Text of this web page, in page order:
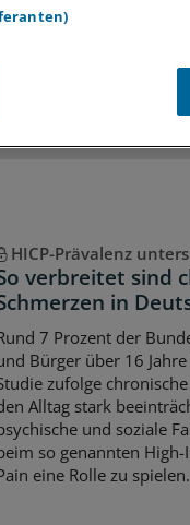
medizinischen
Voraussetzungen
HICP-Prävalenz
verbreitet sind
in
7 Prozent der
Bürger über 16
zufolge
Alltag stark
und soziale
so genannten
eine Rolle zu spielen.